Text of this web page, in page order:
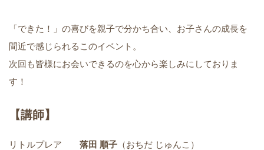
「できた！」の喜びを親子で分かち合い、お子さんの成長を
間近で感じられるこのイベント。
次回も皆様にお会いできるのを心から楽しみにしておりま
す！
【講師】
リトルプレア 落田 順子 （おちだ じゅんこ）